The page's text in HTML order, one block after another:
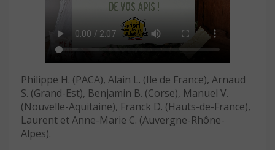
Philippe H. (PACA), Alain L. (Ile de France), Arnaud
S. (Grand-Est), Benjamin B. (Corse), Manuel V.
(Nouvelle-Aquitaine), Franck D. (Hauts-de-France),
Laurent et Anne-Marie C. (Auvergne-Rhône-
Alpes).